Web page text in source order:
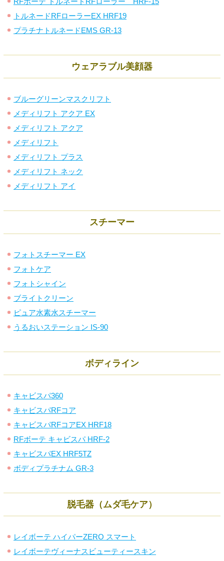
トルネードRFローラーEX HRF19
プラチナトルネードEMS GR-13
ウェアラブル美顔器
ブルーグリーンマスクリフト
メディリフト アクア EX
メディリフト アクア
メディリフト
メディリフト プラス
メディリフト ネック
メディリフト アイ
スチーマー
フォトスチーマー EX
フォトケア
フォトシャイン
ブライトクリーン
ピュア水素水スチーマー
うるおいステーション IS-90
ボディライン
キャビスパ360
キャビスパRFコア
キャビスパRFコアEX HRF18
RFボーテ キャビスパ HRF-2
キャビスパEX HRF5TZ
ボディプラチナム GR-3
脱毛器（ムダ毛ケア）
レイボーテ ハイパーZERO スマート
レイボーテヴィーナスビューティースキン